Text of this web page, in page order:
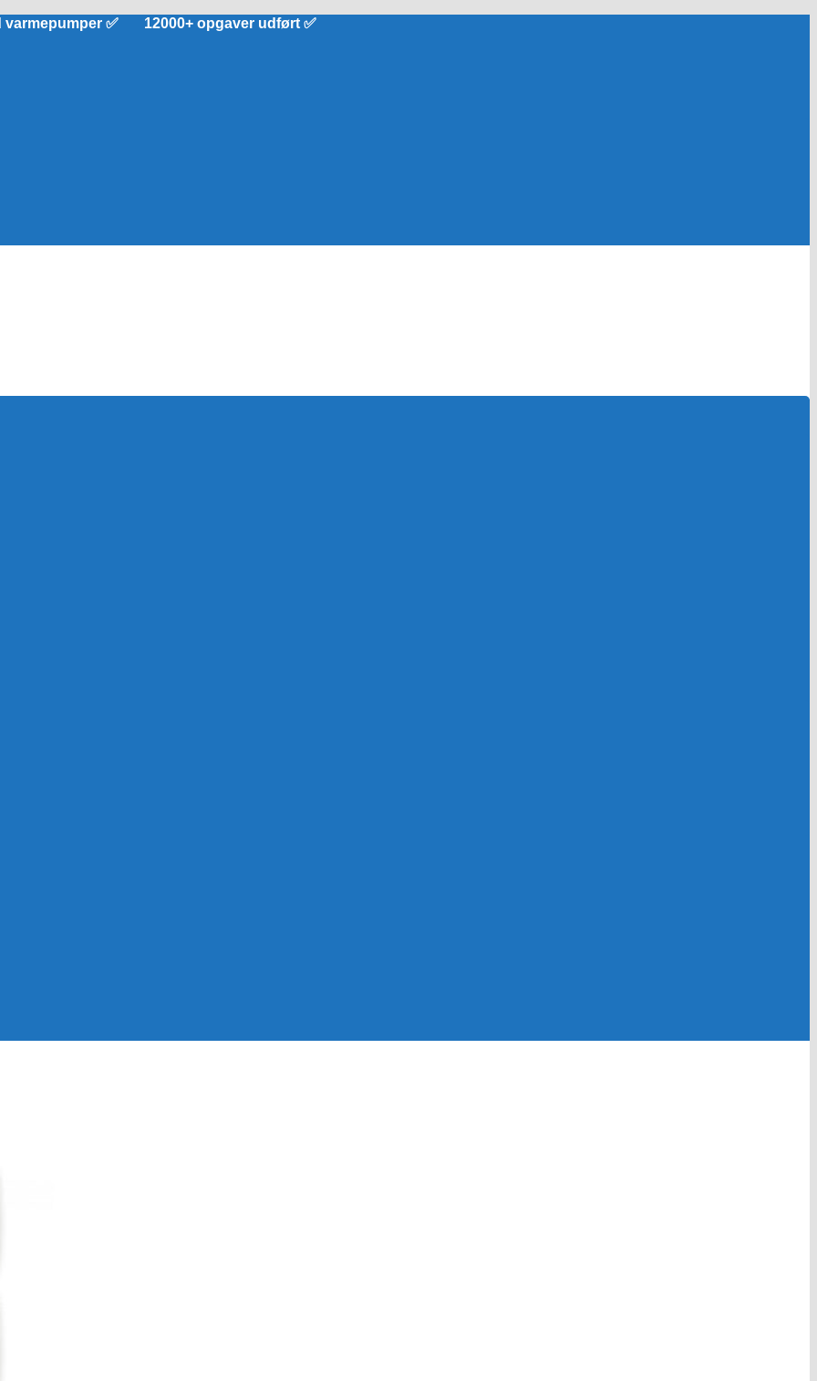
✅ 12000+ opgaver udført ✅